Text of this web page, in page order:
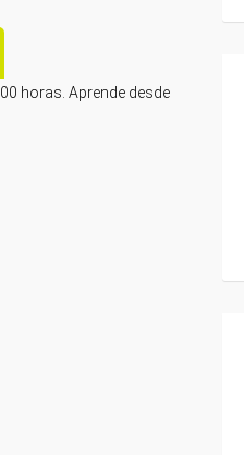
horas. Aprende desde